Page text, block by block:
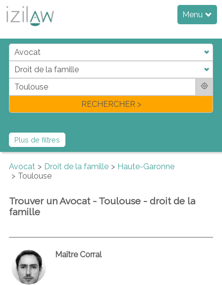
Menu
jdadi
fl
RECHERCHER >
Plus de filtres
Avocat Droit de la famille
Haute-Garonne
Toulouse
Trouver un Avocat - Toulouse - droit de la
famille
Maître Corral